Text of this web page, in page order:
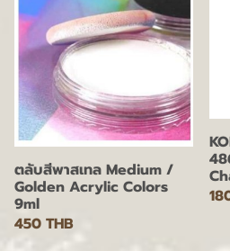
ตลับสีพาสเทล Medium /
Golden Acrylic Colors
9ml
450 THB